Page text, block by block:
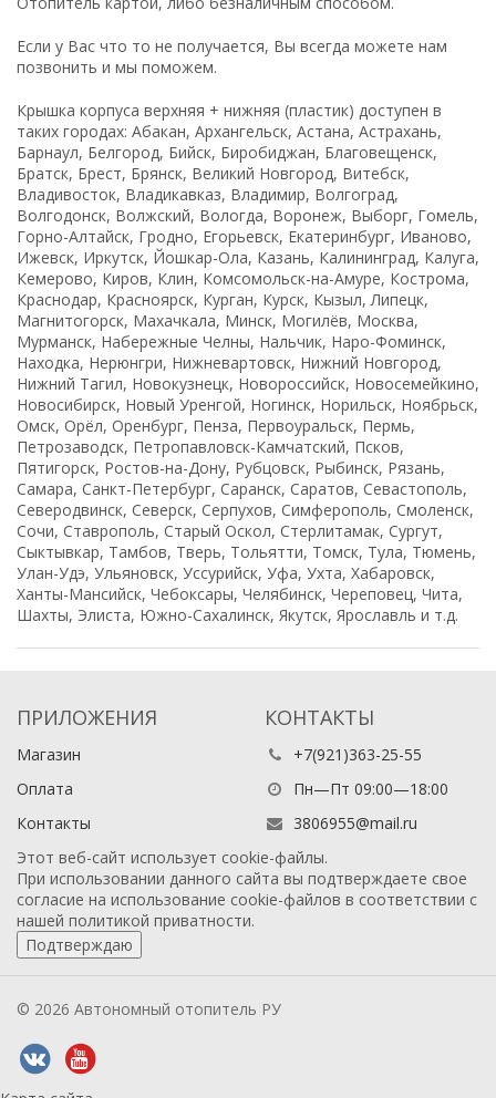
Если у Вас что то не получается, Вы всегда можете нам
позвонить и мы поможем.
Крышка корпуса верхняя + нижняя (пластик) доступен в
таких городах: Абакан, Архангельск, Астана, Астрахань,
Барнаул, Белгород, Бийск, Биробиджан, Благовещенск,
Братск, Брест, Брянск, Великий Новгород, Витебск,
Владивосток, Владикавказ, Владимир, Волгоград,
Волгодонск, Волжский, Вологда, Воронеж, Выборг, Гомель,
Горно-Алтайск, Гродно, Егорьевск, Екатеринбург, Иваново,
Ижевск, Иркутск, Йошкар-Ола, Казань, Калининград, Калуга,
Кемерово, Киров, Клин, Комсомольск-на-Амуре, Кострома,
Краснодар, Красноярск, Курган, Курск, Кызыл, Липецк,
Магнитогорск, Махачкала, Минск, Могилёв, Москва,
Мурманск, Набережные Челны, Нальчик, Наро-Фоминск,
Находка, Нерюнгри, Нижневартовск, Нижний Новгород,
Нижний Тагил, Новокузнецк, Новороссийск, Новосемейкино,
Новосибирск, Новый Уренгой, Ногинск, Норильск, Ноябрьск,
Омск, Орёл, Оренбург, Пенза, Первоуральск, Пермь,
Петрозаводск, Петропавловск-Камчатский, Псков,
Пятигорск, Ростов-на-Дону, Рубцовск, Рыбинск, Рязань,
Самара, Санкт-Петербург, Саранск, Саратов, Севастополь,
Северодвинск, Северск, Серпухов, Симферополь, Смоленск,
Сочи, Ставрополь, Старый Оскол, Стерлитамак, Сургут,
Сыктывкар, Тамбов, Тверь, Тольятти, Томск, Тула, Тюмень,
Улан-Удэ, Ульяновск, Уссурийск, Уфа, Ухта, Хабаровск,
Ханты-Мансийск, Чебоксары, Челябинск, Череповец, Чита,
Шахты, Элиста, Южно-Сахалинск, Якутск, Ярославль и т.д.
ПРИЛОЖЕНИЯ
Магазин
Оплата
Контакты
КОНТАКТЫ
+7(921)363-25-55
Пн—Пт 09:00—18:00
3806955@mail.ru
Этот веб-сайт использует cookie-файлы.
При использовании данного сайта вы подтверждаете свое
согласие на использование cookie-файлов в соответствии с
нашей политикой приватности.
Подтверждаю
© 2026 Автономный отопитель РУ